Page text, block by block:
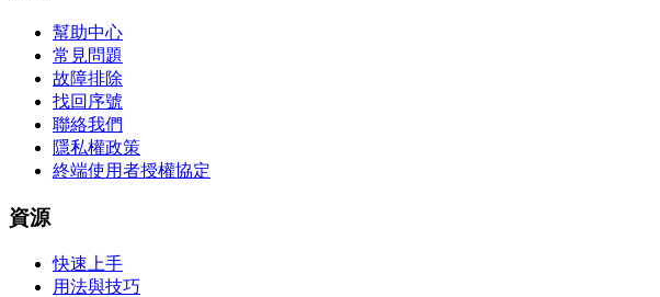
幫助中心
常見問題
故障排除
找回序號
聯絡我們
隱私權政策
終端使用者授權協定
資源
快速上手
用法與技巧